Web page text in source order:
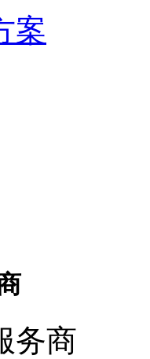
案
务商